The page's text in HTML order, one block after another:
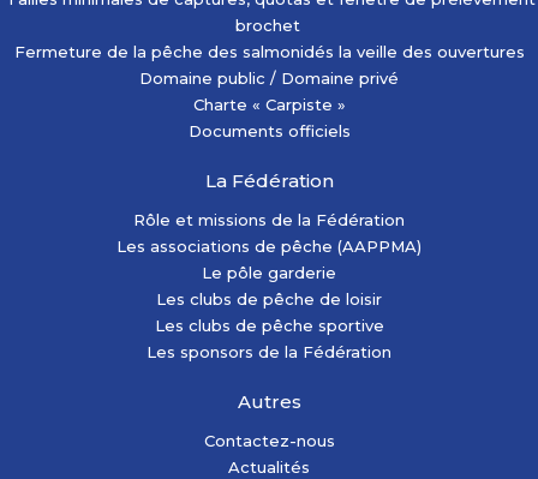
brochet
Fermeture de la pêche des salmonidés la veille des ouvertures
Domaine public / Domaine privé
Charte « Carpiste »
Documents officiels
La Fédération
Rôle et missions de la Fédération
Les associations de pêche (AAPPMA)
Le pôle garderie
Les clubs de pêche de loisir
Les clubs de pêche sportive
Les sponsors de la Fédération
Autres
Contactez-nous
Actualités